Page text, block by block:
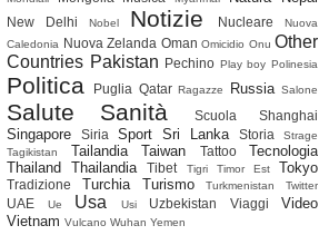
New Delhi Nobel Notizie Nucleare
Nuova
Caledonia Nuova Zelanda Oman Omicidio Onu Other
Countries Pakistan Pechino Play boy Polinesia
Politica Puglia Qatar Ragazze Russia Salone
Salute Sanità Scuola Shanghai
Singapore Siria Sport Sri Lanka Storia
Strage
Tagikistan
Tailandia Taiwan Tattoo
Tecnologia
Thailand
Thailandia Tibet Tigri Timor Est Tokyo
Tradizione Turchia Turismo Turkmenistan Twitter
UAE Ue Usa Usi Uzbekistan Viaggi
Video
Vietnam Vulcano Wuhan Yemen